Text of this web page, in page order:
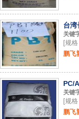
台湾
关键
[规
鹏飞
PC/
关键
[规
鹏飞